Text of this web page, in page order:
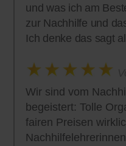
und was ich am
zur Nachhilfe und
Ich denke das sagt
Wir sind vom
begeistert: Tolle
fairen Preisen